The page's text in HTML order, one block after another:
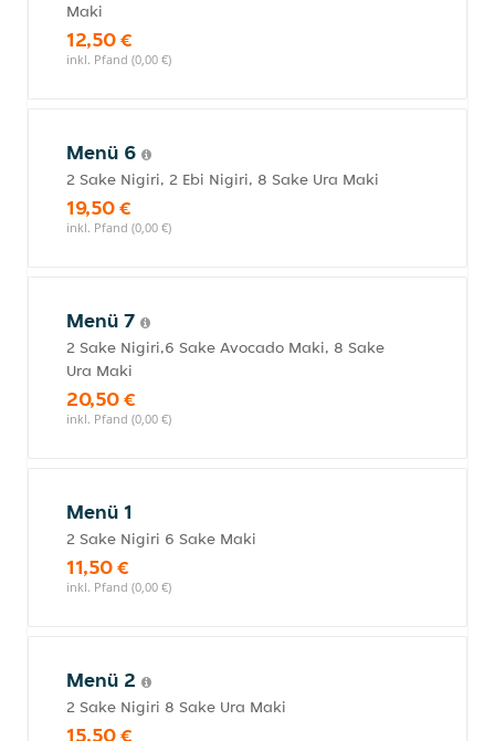
Maki
12,50 €
inkl. Pfand (0,00 €)
Menü 6
2 Sake Nigiri, 2 Ebi Nigiri, 8 Sake Ura Maki
19,50 €
inkl. Pfand (0,00 €)
Menü 7
2 Sake Nigiri,6 Sake Avocado Maki, 8 Sake
Ura Maki
20,50 €
inkl. Pfand (0,00 €)
Menü 1
2 Sake Nigiri 6 Sake Maki
11,50 €
inkl. Pfand (0,00 €)
Menü 2
2 Sake Nigiri 8 Sake Ura Maki
15,50 €